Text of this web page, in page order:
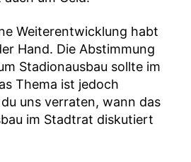
Weiterentwicklung habt
Hand. Die Abstimmung
Stadionausbau sollte im
Thema ist jedoch
uns verraten, wann das
im Stadtrat diskutiert